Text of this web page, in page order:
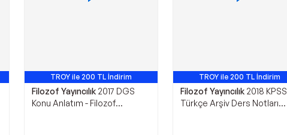
TROY ile 200 TL İndirim
Filozof Yayıncılık 2017 DGS
Konu Anlatım - Filozof
TROY ile 200 TL İndirim
Filozof Yayıncılık 2018 KPSS
Türkçe Arşiv Ders Notları